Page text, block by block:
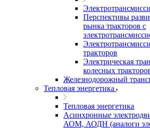
Перспективы
рынка тракторов с
тракторов
Электрическая
колесных
Железнодорожный
Тепловая энергетика
Тепловая энергетика
Асинхронные
АОМ, АОДН (аналоги